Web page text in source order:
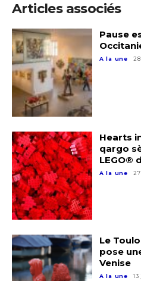
Articles associés
Pause
A la une
Hearts
qargo
LEGO®
A la une
Le
pose
Venise
A la une